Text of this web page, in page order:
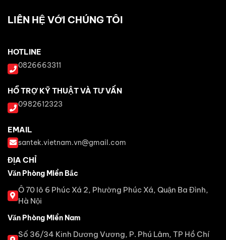
LIÊN HỆ VỚI CHÚNG TÔI
HOTLINE
0826663311
HỖ TRỢ KỸ THUẬT VÀ TƯ VẤN
0982612323
EMAIL
santek.vietnam.vn@gmail.com
ĐỊA CHỈ
Văn Phòng Miền Bắc
Ô 70 lô 6 Phúc Xá 2, Phường Phúc Xá, Quận Ba Đình,
Hà Nội
Văn Phòng Miền Nam
Số 36/34 Kinh Dương Vương, P. Phú Lâm, TP Hồ Chí